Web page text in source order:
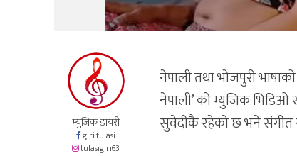
म्युजिक डायरी
giri.tulasi
tulasigiri63
नेपाली तथा भोजपुरी
नेपाली’ को म्युजिक भिडिओ
सुवेदीकै रहेको छ भने संगीत